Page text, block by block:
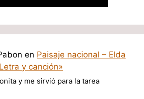
en Paisaje nacional – Elda
y canción»
y me sirvió para la tarea